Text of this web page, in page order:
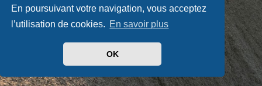
En poursuivant votre navigation, vous acceptez
l’utilisation de cookies. En savoir plus
OK